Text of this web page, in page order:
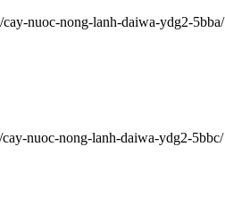
nuoc-nong-lanh-daiwa-ydg2-5bba/
nuoc-nong-lanh-daiwa-ydg2-5bbc/